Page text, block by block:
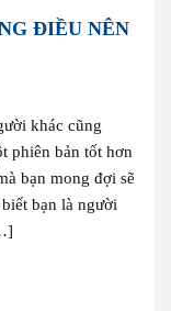
ĐIỀU NÊN
khác cũng
phiên bản tốt hơn
bạn mong đợi sẽ
bạn là người